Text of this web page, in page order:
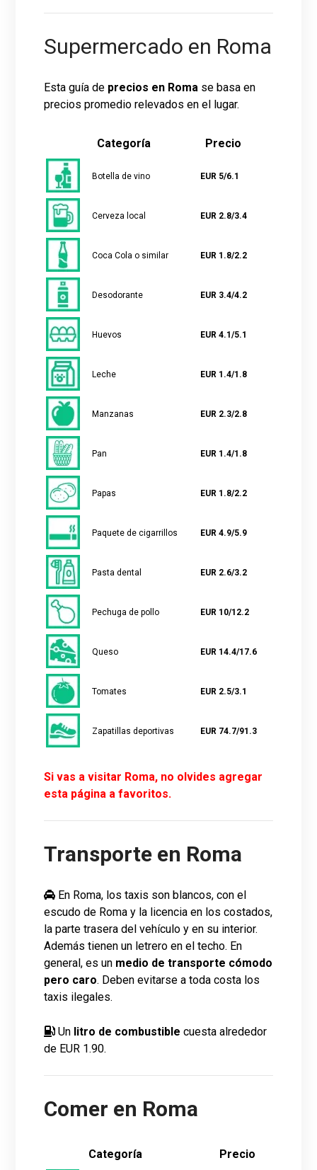
Supermercado en Roma
Esta guía de precios en Roma se basa en
precios promedio relevados en el lugar.
Categoría Precio
Botella de vino EUR 5/6.1
Cerveza local EUR 2.8/3.4
Coca Cola o similar EUR 1.8/2.2
Desodorante EUR 3.4/4.2
Huevos EUR 4.1/5.1
Leche EUR 1.4/1.8
Manzanas EUR 2.3/2.8
Pan EUR 1.4/1.8
Papas EUR 1.8/2.2
Paquete de cigarrillos EUR 4.9/5.9
Pasta dental EUR 2.6/3.2
Pechuga de pollo EUR 10/12.2
Queso EUR 14.4/17.6
Tomates EUR 2.5/3.1
Zapatillas deportivas EUR 74.7/91.3
Si vas a visitar Roma, no olvides agregar
esta página a favoritos.
Transporte en Roma
En Roma, los taxis son blancos, con el
escudo de Roma y la licencia en los costados,
la parte trasera del vehículo y en su interior.
Además tienen un letrero en el techo. En
general, es un medio de transporte cómodo
pero caro. Deben evitarse a toda costa los
taxis ilegales.
Un litro de combustible cuesta alrededor
de EUR 1.90.
Comer en Roma
Categoría Precio